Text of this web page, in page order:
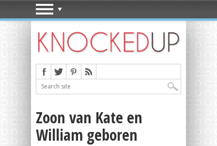
Zoon van Kate en
William geboren